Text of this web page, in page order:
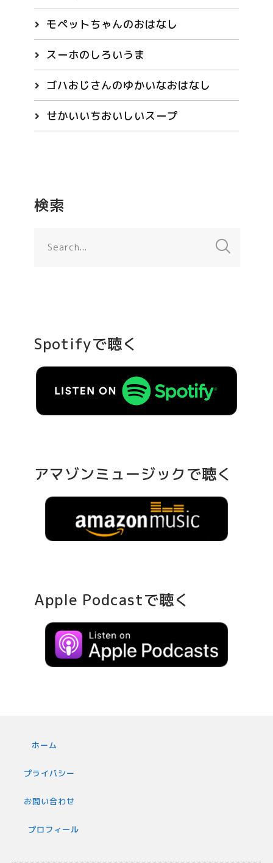
モペットちゃんのおはなし
スーホのしろいうま
ゴハおじさんのゆかいなおはなし
せかいいちおいしいスープ
検索
Spotifyで聴く
アマゾンミュージックで聴く
Apple Podcastで聴く
ホーム
プライバシー
お問い合わせ
プロフィール